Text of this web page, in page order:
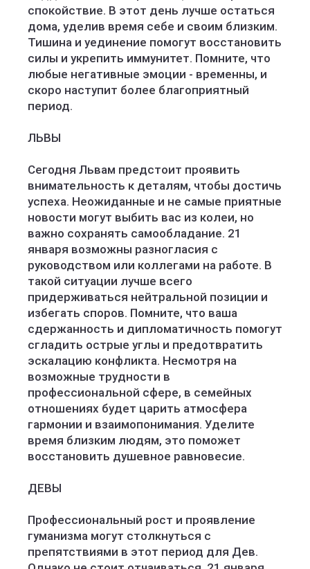
спокойствие. В этот день лучше остаться
дома, уделив время себе и своим близким.
Тишина и уединение помогут восстановить
силы и укрепить иммунитет. Помните, что
любые негативные эмоции - временны, и
скоро наступит более благоприятный
период.
ЛЬВЫ
Сегодня Львам предстоит проявить
внимательность к деталям, чтобы достичь
успеха. Неожиданные и не самые приятные
новости могут выбить вас из колеи, но
важно сохранять самообладание. 21
января возможны разногласия с
руководством или коллегами на работе. В
такой ситуации лучше всего
придерживаться нейтральной позиции и
избегать споров. Помните, что ваша
сдержанность и дипломатичность помогут
сгладить острые углы и предотвратить
эскалацию конфликта. Несмотря на
возможные трудности в
профессиональной сфере, в семейных
отношениях будет царить атмосфера
гармонии и взаимопонимания. Уделите
время близким людям, это поможет
восстановить душевное равновесие.
ДЕВЫ
Профессиональный рост и проявление
гуманизма могут столкнуться с
препятствиями в этот период для Дев.